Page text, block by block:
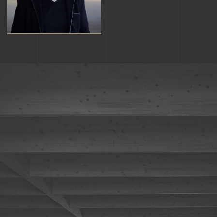
+41 21 644
mail@
Genf
Paris
Lausanne
Bau-Ing.
+41 21 644
Dipl. Bau-
Ing. EPFL
+41 21 644
22 22 E-
mail@